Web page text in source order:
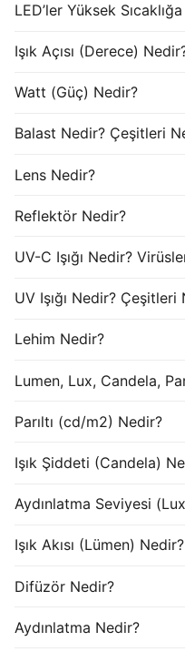
LED’ler Yüksek
Işık Açısı (Derece)
Watt (Güç) Nedir?
Balast Nedir? Çeşitleri
Lens Nedir?
Reflektör Nedir?
UV-C Işığı Nedir?
UV Işığı Nedir? Çeşitleri
Lehim Nedir?
Lumen, Lux, Candela,
Parıltı (cd/m2) Nedir?
Işık Şiddeti (Candela)
Aydınlatma Seviyesi
Işık Akısı (Lümen) Nedir?
Difüzör Nedir?
Aydınlatma Nedir?